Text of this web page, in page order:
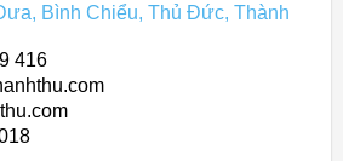
Bình Chiểu, Thủ Đức, Thành
416